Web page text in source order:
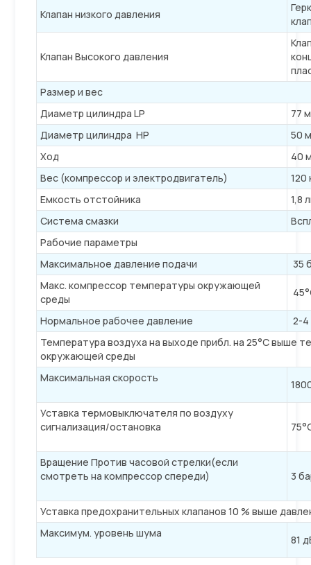
Клапан низкого давления
Клапан Высокого давления
Размер и вес
Диаметр цилиндра LP
77
Диаметр цилиндра HP
50
Ход
40
Вес (компрессор и электродвигатель)
120
Емкость отстойника
1,8
Система смазки
Рабочие параметры
Максимальное давление подачи
35
Макс. компрессор температуры окружающей
среды
Нормальное рабочее давление
2-4
Температура воздуха на выходе прибл. на 25°C выше
окружающей среды
Максимальная скорость
Уставка термовыключателя по воздуху
сигнализация/остановка
Вращение Против часовой стрелки(если
смотреть на компрессор спереди)
3
Уставка предохранительных клапанов 10 % выше
Максимум. уровень шума
81